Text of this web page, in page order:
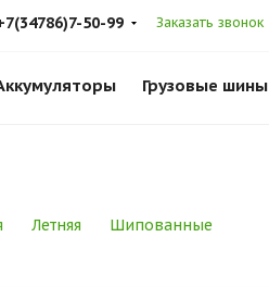
50-99 Заказать звонок
Грузовые шины
Летняя Шипованные